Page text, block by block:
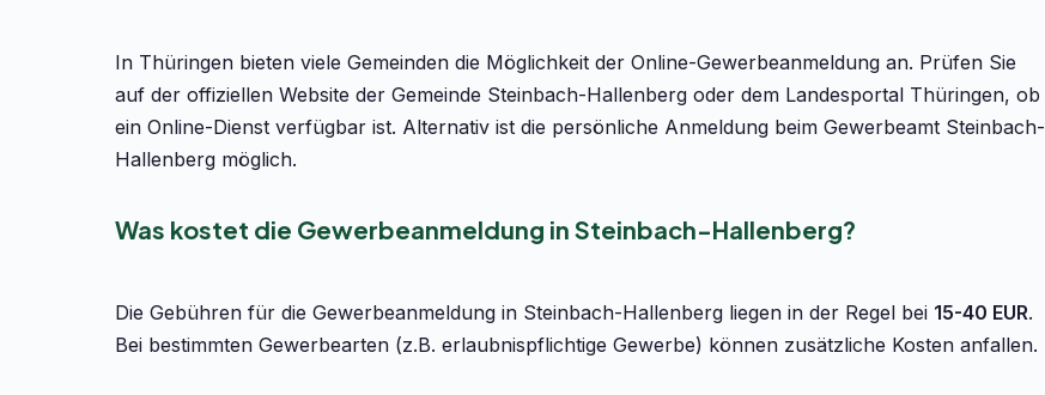
In Thüringen bieten viele Gemeinden die Möglichkeit der Online-Gewerbeanmeldung an. Prüfen Sie
auf der offiziellen Website der Gemeinde Steinbach-Hallenberg oder dem Landesportal Thüringen, ob
ein Online-Dienst verfügbar ist. Alternativ ist die persönliche Anmeldung beim Gewerbeamt Steinbach-
Hallenberg möglich.
Was kostet die Gewerbeanmeldung in Steinbach-Hallenberg?
Die Gebühren für die Gewerbeanmeldung in Steinbach-Hallenberg liegen in der Regel bei 15-40 EUR.
Bei bestimmten Gewerbearten (z.B. erlaubnispflichtige Gewerbe) können zusätzliche Kosten anfallen.